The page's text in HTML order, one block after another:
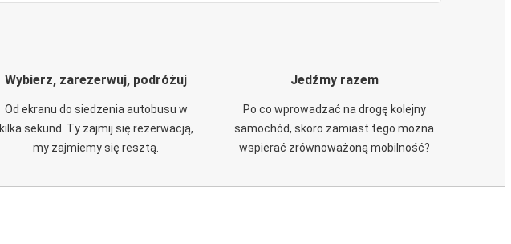
Wybierz, zarezerwuj, podróżuj
Od ekranu do siedzenia autobusu w
kilka sekund. Ty zajmij się rezerwacją,
my zajmiemy się resztą.
Jedźmy razem
Po co wprowadzać na drogę kolejny
samochód, skoro zamiast tego można
wspierać zrównoważoną mobilność?